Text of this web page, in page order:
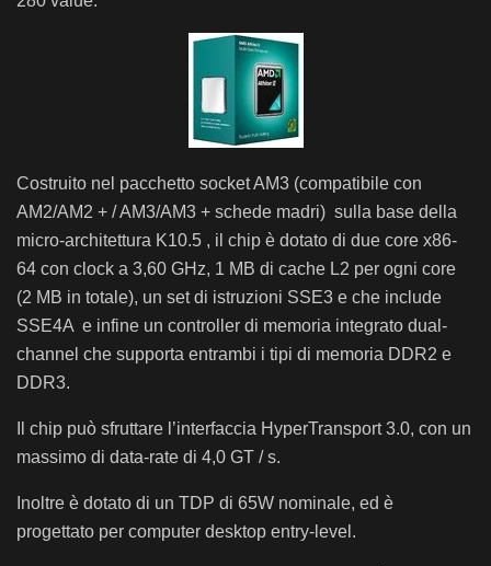
Costruito nel pacchetto socket AM3 (compatibile con
AM2/AM2 + / AM3/AM3 + schede madri) sulla base della
micro-architettura K10.5 , il chip è dotato di due core x86-
64 con clock a 3,60 GHz, 1 MB di cache L2 per ogni core
(2 MB in totale), un set di istruzioni SSE3 e che include
SSE4A e infine un controller di memoria integrato dual-
channel che supporta entrambi i tipi di memoria DDR2 e
DDR3.
Il chip può sfruttare l’interfaccia HyperTransport 3.0, con un
massimo di data-rate di 4,0 GT / s.
Inoltre è dotato di un TDP di 65W nominale, ed è
progettato per computer desktop entry-level.